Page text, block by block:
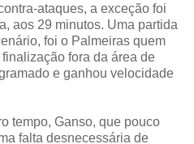
ataques, a exceção foi
aos 29 minutos. Uma partida
foi o Palmeiras quem
fora da área de
e ganhou velocidade
tempo, Ganso, que pouco
falta desnecessária de